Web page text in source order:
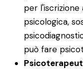
per l'iscrizione
psicologica,
può fare